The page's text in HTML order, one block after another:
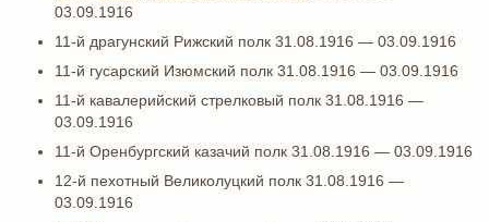
03.09.1916
11-й драгунский Рижский полк 31.08.1916 — 03.09.1916
11-й гусарский Изюмский полк 31.08.1916 — 03.09.1916
11-й кавалерийский стрелковый полк 31.08.1916 —
03.09.1916
11-й Оренбургский казачий полк 31.08.1916 — 03.09.1916
12-й пехотный Великолуцкий полк 31.08.1916 —
03.09.1916